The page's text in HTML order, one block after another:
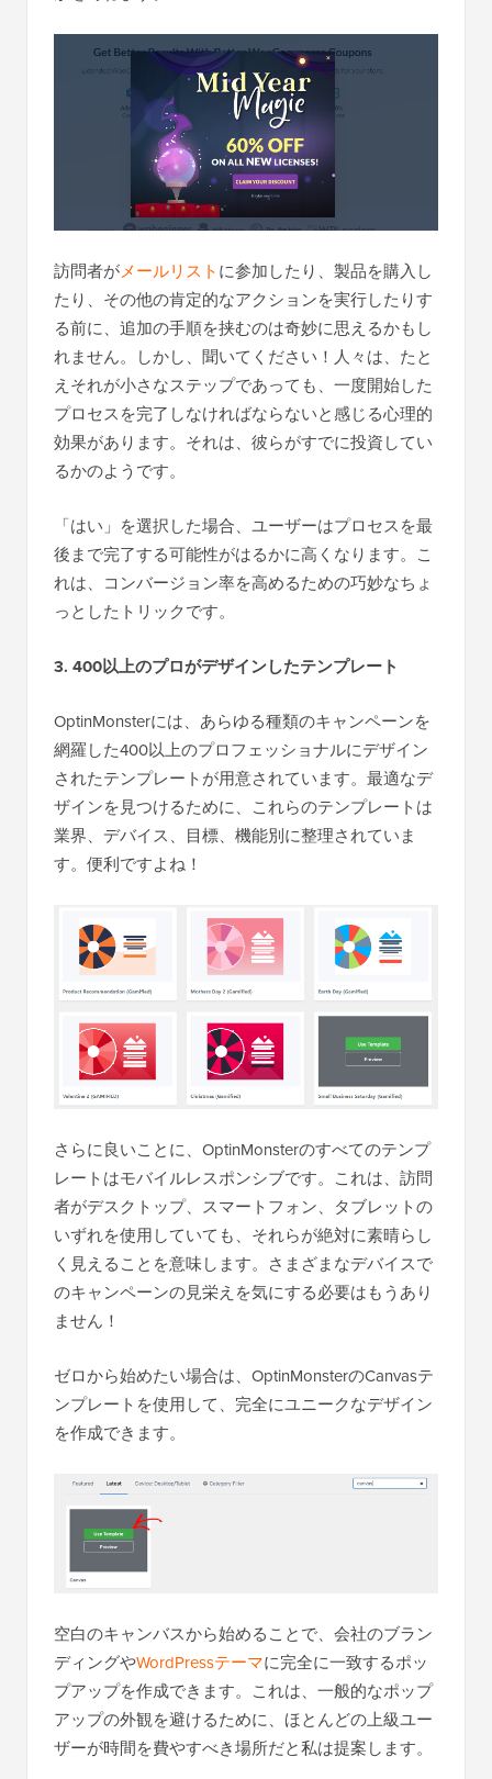
訪問者がメールリストに参加したり、製品を購入し
たり、その他の肯定的なアクションを実行したりす
る前に、追加の手順を挟むのは奇妙に思えるかもし
れません。しかし、聞いてください！人々は、たと
えそれが小さなステップであっても、一度開始した
プロセスを完了しなければならないと感じる心理的
効果があります。それは、彼らがすでに投資してい
るかのようです。
「はい」を選択した場合、ユーザーはプロセスを最
後まで完了する可能性がはるかに高くなります。こ
れは、コンバージョン率を高めるための巧妙なちょ
っとしたトリックです。
3. 400以上のプロがデザインしたテンプレート
OptinMonsterには、あらゆる種類のキャンペーンを
網羅した400以上のプロフェッショナルにデザイン
されたテンプレートが用意されています。最適なデ
ザインを見つけるために、これらのテンプレートは
業界、デバイス、目標、機能別に整理されていま
す。便利ですよね！
さらに良いことに、OptinMonsterのすべてのテンプ
レートはモバイルレスポンシブです。これは、訪問
者がデスクトップ、スマートフォン、タブレットの
いずれを使用していても、それらが絶対に素晴らし
く見えることを意味します。さまざまなデバイスで
のキャンペーンの見栄えを気にする必要はもうあり
ません！
ゼロから始めたい場合は、OptinMonsterのCanvasテ
ンプレートを使用して、完全にユニークなデザイン
を作成できます。
空白のキャンバスから始めることで、会社のブラン
ディングやWordPressテーマに完全に一致するポッ
プアップを作成できます。これは、一般的なポップ
アップの外観を避けるために、ほとんどの上級ユー
ザーが時間を費やすべき場所だと私は提案します。